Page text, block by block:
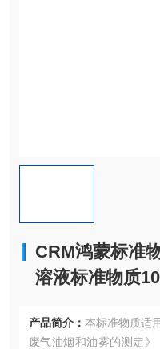
CRM鸿蒙标准
溶液标准物质
产品简介： 本标准物质适
废气油烟和油雾的测定